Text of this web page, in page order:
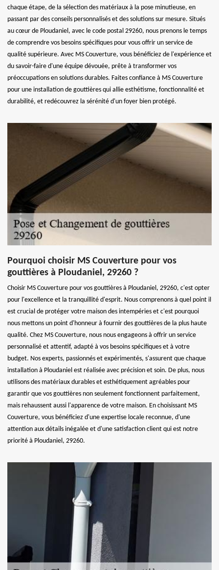
chaque étape, de la sélection des matériaux à la pose minutieuse, en
passant par des conseils personnalisés et des solutions sur mesure. Situés
au cœur de Ploudaniel, avec le code postal 29260, nous prenons le temps
de comprendre vos besoins spécifiques pour vous offrir un service de
qualité supérieure. Avec MS Couverture, vous bénéficiez de l'expérience et
du savoir-faire d'une équipe dévouée, prête à transformer vos
préoccupations en solutions durables. Faites confiance à MS Couverture
pour une installation de gouttières qui allie esthétisme, fonctionnalité et
durabilité, et redécouvrez la sérénité d'un foyer bien protégé.
Pourquoi choisir MS Couverture pour vos
gouttières à Ploudaniel, 29260 ?
Choisir MS Couverture pour vos gouttières à Ploudaniel, 29260, c'est opter
pour l'excellence et la tranquillité d'esprit. Nous comprenons à quel point il
est crucial de protéger votre maison des intempéries et c'est pourquoi
nous mettons un point d'honneur à fournir des gouttières de la plus haute
qualité. Chez MS Couverture, nous nous engageons à offrir un service
personnalisé et attentif, adapté à vos besoins spécifiques et à votre
budget. Nos experts, passionnés et expérimentés, s'assurent que chaque
installation à Ploudaniel est réalisée avec précision et soin. De plus, nous
utilisons des matériaux durables et esthétiquement agréables pour
garantir que vos gouttières non seulement fonctionnent parfaitement,
mais rehaussent aussi l'apparence de votre maison. En choisissant MS
Couverture, vous bénéficiez d'une expertise locale reconnue, d'une
attention aux détails inégalée et d'une satisfaction client qui est notre
priorité à Ploudaniel, 29260.